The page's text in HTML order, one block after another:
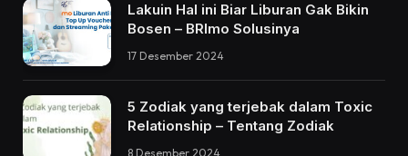
Lakuin Hal ini Biar Liburan Gak Bikin
Bosen – BRImo Solusinya
17 Desember 2024
5 Zodiak yang terjebak dalam Toxic
Relationship – Tentang Zodiak
8 Desember 2024